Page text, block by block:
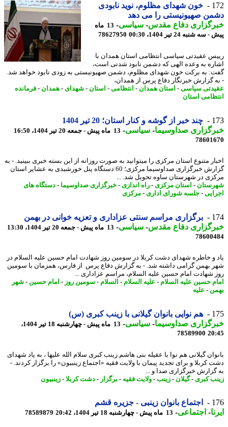
خون شهدای مظلوم، نوید نابودی
صهیونیستی را می دهد
دفاع مقدس-سیاسی-
13 ماه
شنبه 24 تیر 1404، 00:30
78627950
عقیدتی سیاسی انتظامی استان همدان با
به وعده الهی که دشمن نابود شدنی است،
به برکت خون شهدای مظلوم، دشمن صهیونیستی به زودی نابود خواهد شد.
گزارش خبرنگار دفاع پرس از همدان،
سیاسی-استان همدان- انتظامی-استان-شهدای- همدان- فرمانده
استان
چند خبر از گوشه و کنار استان؛ 20 تیر 1404
صداوسیما-سیاسی-13 ماه پیش - جمعه 20 تیر 1404، 16:50
اخبار متنوع استان مرکزی را می‎توانید به صورت روزانه از این بسته خبری ببینید. - به
گزارش خبرگزاری صداوسیما مرکزی؛ 60 دستگاه پنل خورشیدی به عشایر استان
در شهرستان ساوه تحویل شد. ...
-استان مرکزی - راه اندازی- خبرگزاری صداوسیما-دستگاه های
- جلسه شورای اداری- مرکزی
برگزاری مراسم سنتی عزاداری و تعزیه خوانی در بهمن
دفاع مقدس-سیاسی-13 ماه پیش - جمعه 20 تیر 1404، 13:30
و خاطره شهدای دشت کربلا در سومین روز شهادت امام حسین علیه السلام در
بهمن گرامی داشته شد. - به گزارش دفاع پرس از فارس، همزمان با سومین
شهادت امام حسین علیه السلام، مراسم عزاداری ...
حسین علیه السلام-علیه السلام-السلام-سومین روز- امام حسین-شهر
-علیه
هم نوایی بانوان گیلانی با زینب کبری (س)
صداوسیما-سیاسی-
13 ماه پیش - چهارشنبه 18 تیر 1404،
78589900
گیلانی هم نوا با عقیله بنی هاشم زینب کبری سلام الله علیها ، به یاد شهدای
کربلا و برای تجدید پیمان با ولایت فقیه «اجتماع زینبیون» را برگزار کردند. -
خبرگزاری صدا و ...
کبری- گیلان-زینب -ولایت فقیه -برگزار - دشت کربلا- زینبیون
اجتماع بانوان زینبی - جزیره قشم
-اجتماعی-13 ماه پیش - چهارشنبه 18 تیر 1404، 20:42 78589879